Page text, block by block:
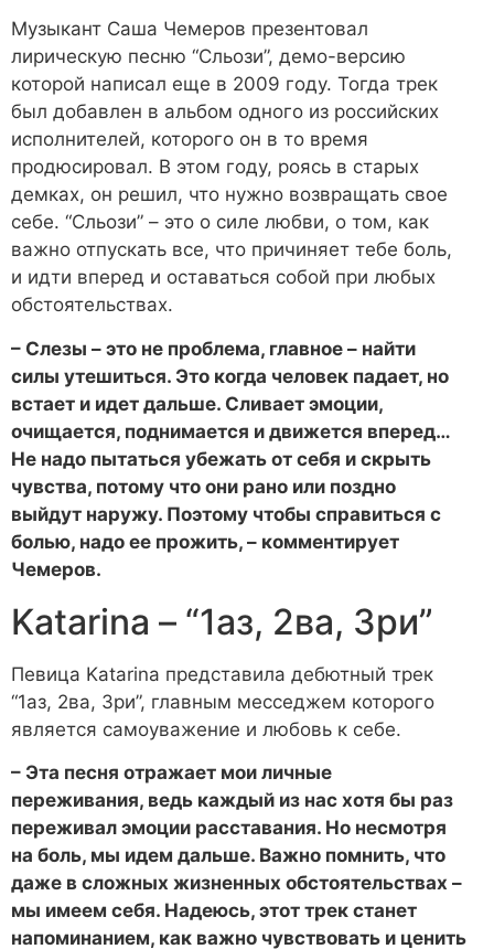
Музыкант Саша Чемеров презентовал
лирическую песню “Сльози”, демо-версию
которой написал еще в 2009 году. Тогда трек
был добавлен в альбом одного из российских
исполнителей, которого он в то время
продюсировал. В этом году, роясь в старых
демках, он решил, что нужно возвращать свое
себе. “Сльози” – это о силе любви, о том, как
важно отпускать все, что причиняет тебе боль,
и идти вперед и оставаться собой при любых
обстоятельствах.
– Слезы – это не проблема, главное – найти
силы утешиться. Это когда человек падает, но
встает и идет дальше. Сливает эмоции,
очищается, поднимается и движется вперед…
Не надо пытаться убежать от себя и скрыть
чувства, потому что они рано или поздно
выйдут наружу. Поэтому чтобы справиться с
болью, надо ее прожить, – комментирует
Чемеров.
Katarina – “1аз, 2ва, 3ри”
Певица Katarina представила дебютный трек
“1аз, 2ва, 3ри”, главным месседжем которого
является самоуважение и любовь к себе.
– Эта песня отражает мои личные
переживания, ведь каждый из нас хотя бы раз
переживал эмоции расставания. Но несмотря
на боль, мы идем дальше. Важно помнить, что
даже в сложных жизненных обстоятельствах –
мы имеем себя. Надеюсь, этот трек станет
напоминанием, как важно чувствовать и ценить